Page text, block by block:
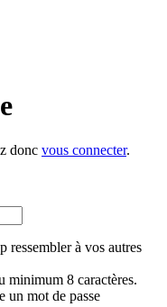
donc vous connecter.
ressembler à vos autres
minimum 8 caractères.
un mot de passe